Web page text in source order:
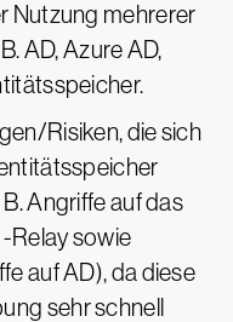
Nutzung mehrerer
AD, Azure AD,
Risiken, die sich
Angriffe auf das
Relay sowie
auf AD), da diese
sehr schnell